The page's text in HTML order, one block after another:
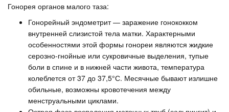
Гонорея органов малого таза:
Гонорейный эндометрит — заражение гонококком
внутренней слизистой тела матки. Характерными
особенностями этой формы гонореи являются жидкие
серозно-гнойные или сукровичные выделения, тупые
боли в спине и в нижней части живота, температура
колеблется от 37 до 37,5°С. Месячные бывают излишне
обильные, возможны кровотечения между
менструальными циклами.